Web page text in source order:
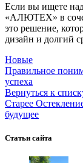
Если вы ищете
«АЛЮТЕХ» в
это решение,
дизайн и долгий
Новые
Правильное
успеха
Вернуться к
Старее
будущее
Статьи сайта